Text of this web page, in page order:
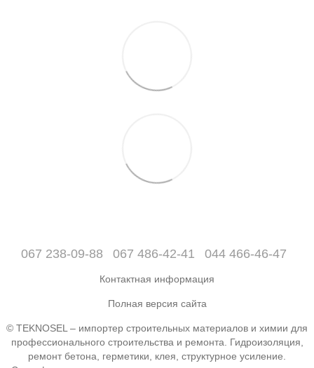
067 238-09-88 067 486-42-41 044 466-46-47
Контактная информация
Полная версия сайта
© TEKNOSEL – импортер строительных материалов и химии для
профессионального строительства и ремонта. Гидроизоляция,
ремонт бетона, герметики, клея, структурное усиление.